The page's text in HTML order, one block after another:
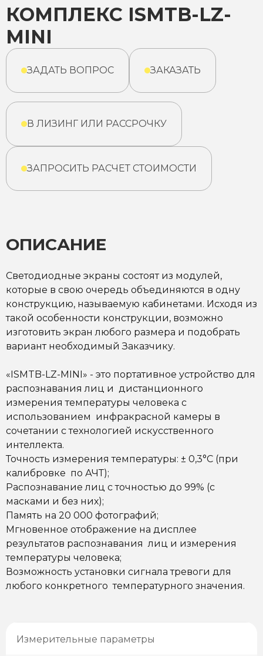
КОМПЛЕКС ISMTB-LZ-
MINI
ЗАДАТЬ ВОПРОС ЗАКАЗАТЬ
В ЛИЗИНГ ИЛИ РАССРОЧКУ
ЗАПРОСИТЬ РАСЧЕТ СТОИМОСТИ
ОПИСАНИЕ
Светодиодные экраны состоят из модулей,
которые в свою очередь объединяются в одну
конструкцию, называемую кабинетами. Исходя из
такой особенности конструкции, возможно
изготовить экран любого размера и подобрать
вариант необходимый Заказчику.
«ISMTB-LZ-MINI» - это портативное устройство для
распознавания лиц и дистанционного
измерения температуры человека с
использованием инфракрасной камеры в
сочетании с технологией искусственного
интеллекта.
Точность измерения температуры: ± 0,3°С (при
калибровке по АЧТ);
Распознавание лиц с точностью до 99% (с
масками и без них);
Память на 20 000 фотографий;
Мгновенное отображение на дисплее
результатов распознавания лиц и измерения
температуры человека;
Возможность установки сигнала тревоги для
любого конкретного температурного значения.
Измерительные параметры